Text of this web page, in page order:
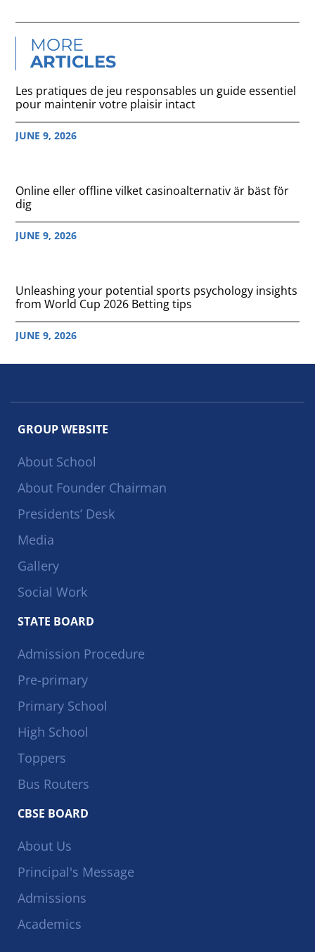
MORE
ARTICLES
Les pratiques de jeu responsables un guide essentiel
pour maintenir votre plaisir intact
JUNE 9, 2026
Online eller offline vilket casinoalternativ är bäst för
dig
JUNE 9, 2026
Unleashing your potential sports psychology insights
from World Cup 2026 Betting tips
JUNE 9, 2026
GROUP WEBSITE
About School
About Founder Chairman
Presidents’ Desk
Media
Gallery
Social Work
STATE BOARD
Admission Procedure
Pre-primary
Primary School
High School
Toppers
Bus Routers
CBSE BOARD
About Us
Principal's Message
Admissions
Academics